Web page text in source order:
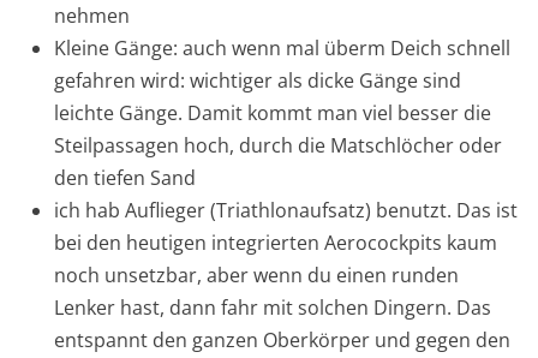
nehmen
Kleine Gänge: auch wenn mal überm Deich schnell
gefahren wird: wichtiger als dicke Gänge sind
leichte Gänge. Damit kommt man viel besser die
Steilpassagen hoch, durch die Matschlöcher oder
den tiefen Sand
ich hab Auflieger (Triathlonaufsatz) benutzt. Das ist
bei den heutigen integrierten Aerocockpits kaum
noch unsetzbar, aber wenn du einen runden
Lenker hast, dann fahr mit solchen Dingern. Das
entspannt den ganzen Oberkörper und gegen den